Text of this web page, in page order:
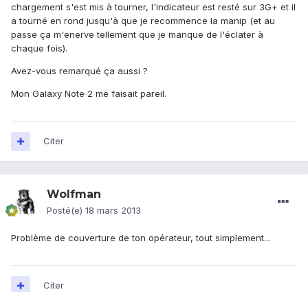
chargement s'est mis à tourner, l'indicateur est resté sur 3G+ et il
a tourné en rond jusqu'à que je recommence la manip (et au
passe ça m'enerve tellement que je manque de l'éclater à
chaque fois).
Avez-vous remarqué ça aussi ?
Mon Galaxy Note 2 me faisait pareil.
Citer
Wolfman
Posté(e) 18 mars 2013
Problème de couverture de ton opérateur, tout simplement...
Citer